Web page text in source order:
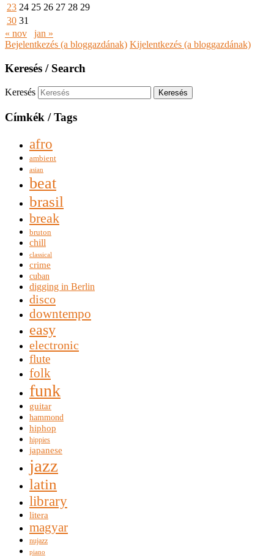
23 24 25 26 27 28 29
30 31
« nov
jan »
Bejelentkezés (a bloggazdának) Kijelentkezés (a bloggazdának)
Keresés / Search
Keresés
Címkék / Tags
afro
ambient
asian
beat
brasil
break
bruton
chill
classical
crime
cuban
digging in Berlin
disco
downtempo
easy
electronic
flute
folk
funk
guitar
hammond
hiphop
hippies
japanese
jazz
latin
library
litera
magyar
nujazz
piano